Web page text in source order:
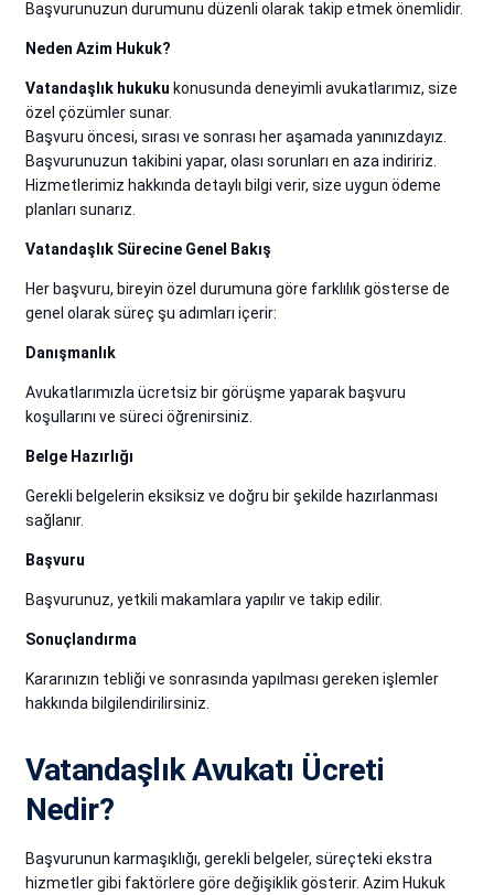
Başvurunuzun durumunu düzenli olarak takip etmek önemlidir.
Neden Azim Hukuk?
Vatandaşlık hukuku konusunda deneyimli avukatlarımız, size
özel çözümler sunar.
Başvuru öncesi, sırası ve sonrası her aşamada yanınızdayız.
Başvurunuzun takibini yapar, olası sorunları en aza indiririz.
Hizmetlerimiz hakkında detaylı bilgi verir, size uygun ödeme
planları sunarız.
Vatandaşlık Sürecine Genel Bakış
Her başvuru, bireyin özel durumuna göre farklılık gösterse de
genel olarak süreç şu adımları içerir:
Danışmanlık
Avukatlarımızla ücretsiz bir görüşme yaparak başvuru
koşullarını ve süreci öğrenirsiniz.
Belge Hazırlığı
Gerekli belgelerin eksiksiz ve doğru bir şekilde hazırlanması
sağlanır.
Başvuru
Başvurunuz, yetkili makamlara yapılır ve takip edilir.
Sonuçlandırma
Kararınızın tebliği ve sonrasında yapılması gereken işlemler
hakkında bilgilendirilirsiniz.
Vatandaşlık Avukatı Ücreti
Nedir?
Başvurunun karmaşıklığı, gerekli belgeler, süreçteki ekstra
hizmetler gibi faktörlere göre değişiklik gösterir. Azim Hukuk